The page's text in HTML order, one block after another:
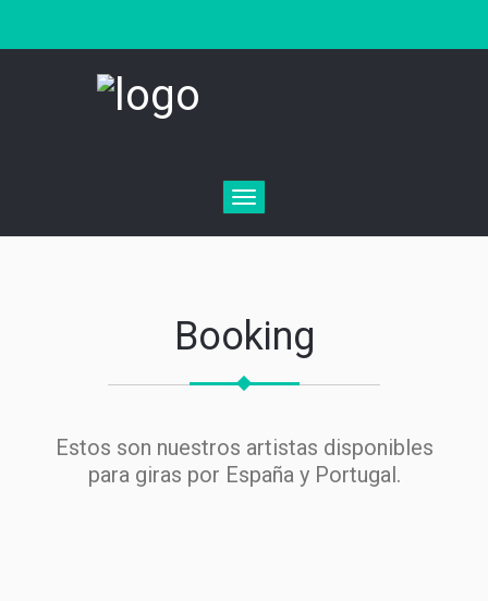
Toggle
navigation
Booking
Estos son nuestros artistas disponibles
para giras por España y Portugal.